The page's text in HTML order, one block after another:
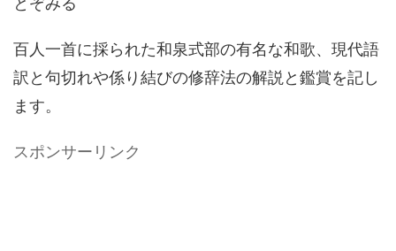
百人一首に採られた和泉式部の有名な和歌、現代語
訳と句切れや係り結びの修辞法の解説と鑑賞を記し
ます。
スポンサーリンク